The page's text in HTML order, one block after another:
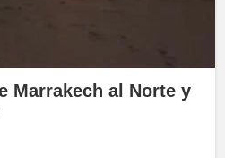
Marrakech al Norte y